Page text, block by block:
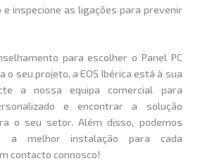
e inspecione as ligações para prevenir
para escolher o Panel PC
o seu projeto, a EOS Ibérica está à sua
a nossa equipa comercial para
e encontrar a solução
o seu setor. Além disso, podemos
a melhor instalação para cada
contacto connosco!